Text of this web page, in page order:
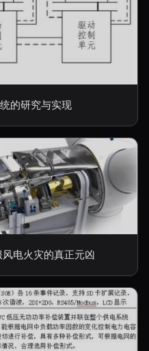
的研究与实现
电火灾的真正元凶